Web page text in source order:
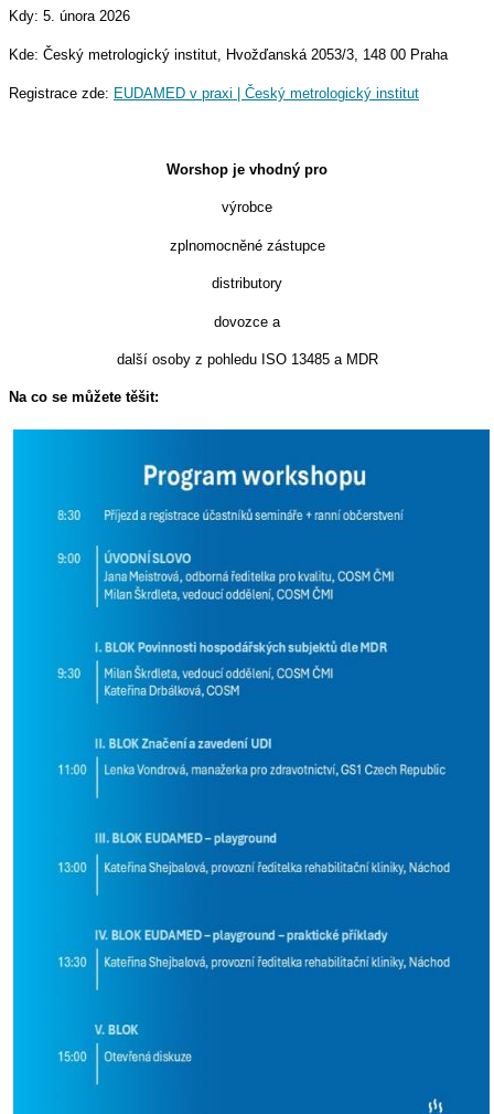
Kdy: 5. února 2026
Kde: Český metrologický institut, Hvožďanská 2053/3, 148 00 Praha
Registrace zde: EUDAMED v praxi | Český metrologický institut
Worshop je vhodný pro
výrobce
zplnomocněné zástupce
distributory
dovozce a
další osoby z pohledu ISO 13485 a MDR
Na co se můžete těšit: